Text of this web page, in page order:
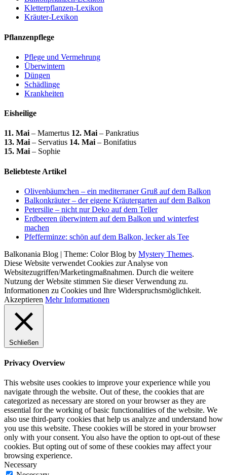
Kletterpflanzen-Lexikon
Kräuter-Lexikon
Pflanzenpflege
Pflege und Vermehrung
Überwintern
Düngen
Schädlinge
Krankheiten
Eisheilige
11. Mai – Mamertus 12. Mai – Pankratius
13. Mai – Servatius 14. Mai – Bonifatius
15. Mai – Sophie
Beliebteste Artikel
Olivenbäumchen – ein mediterraner Gruß auf dem Balkon
Balkonkräuter – der eigene Kräutergarten auf dem Balkon
Petersilie – nicht nur Deko auf dem Teller
Erdbeeren überwintern auf dem Balkon und winterfest
machen
Pfefferminze: schön auf dem Balkon, lecker als Tee
Balkonania Blog | Theme: Color Blog by Mystery Themes.
Diese Website verwendet Cookies zur Analyse von
Websitezugriffen/Marketingmaßnahmen. Durch die weitere
Nutzung der Website stimmen Sie dieser Verwendung zu.
Informationen zu Cookies und Ihre Widerspruchsmöglichkeit.
Akzeptieren Mehr Informationen
Schließen
Privacy Overview
This website uses cookies to improve your experience while you
navigate through the website. Out of these, the cookies that are
categorized as necessary are stored on your browser as they are
essential for the working of basic functionalities of the website. We
also use third-party cookies that help us analyze and understand how
you use this website. These cookies will be stored in your browser
only with your consent. You also have the option to opt-out of these
cookies. But opting out of some of these cookies may affect your
browsing experience.
Necessary